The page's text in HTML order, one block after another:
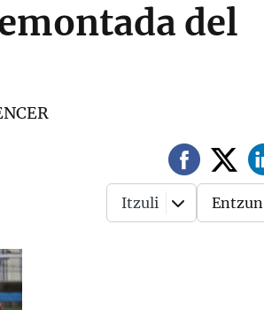
del
Itzuli Entzun